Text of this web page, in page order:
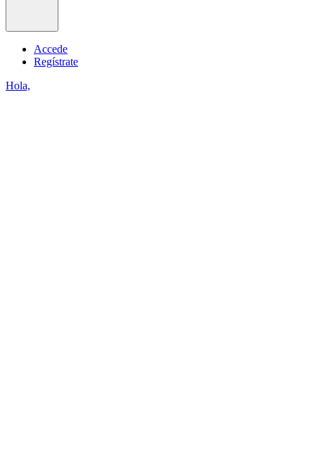
Accede
Regístrate
Hola,